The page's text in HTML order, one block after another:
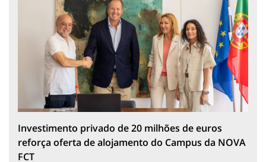
Investimento privado de 20 milhões de euros
reforça oferta de alojamento do Campus da NOVA
FCT